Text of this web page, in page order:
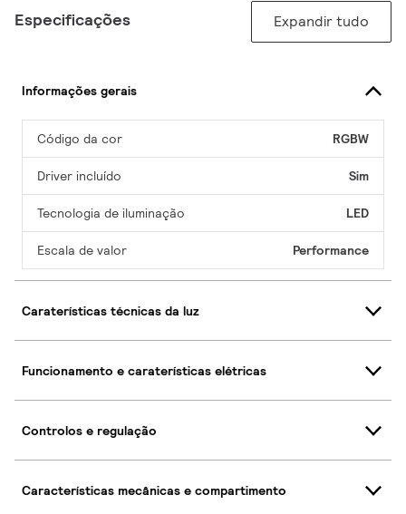
Especificações Expandir tudo
Informações gerais
Código da cor RGBW
Driver incluído Sim
Tecnologia de iluminação LED
Escala de valor Performance
Caraterísticas técnicas da luz
Funcionamento e caraterísticas elétricas
Controlos e regulação
Características mecânicas e compartimento